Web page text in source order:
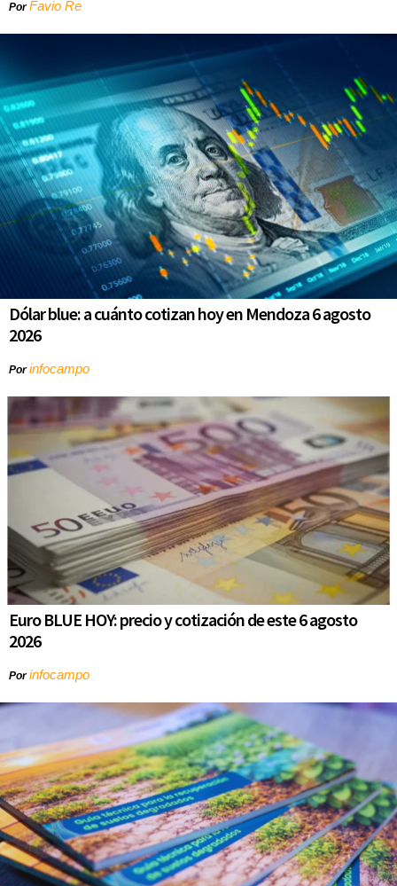
PorFavio Re
Dólar blue: a cuánto cotizan hoy en Mendoza 6 agosto
2026
Porinfocampo
Euro BLUE HOY: precio y cotización de este 6 agosto
2026
Porinfocampo